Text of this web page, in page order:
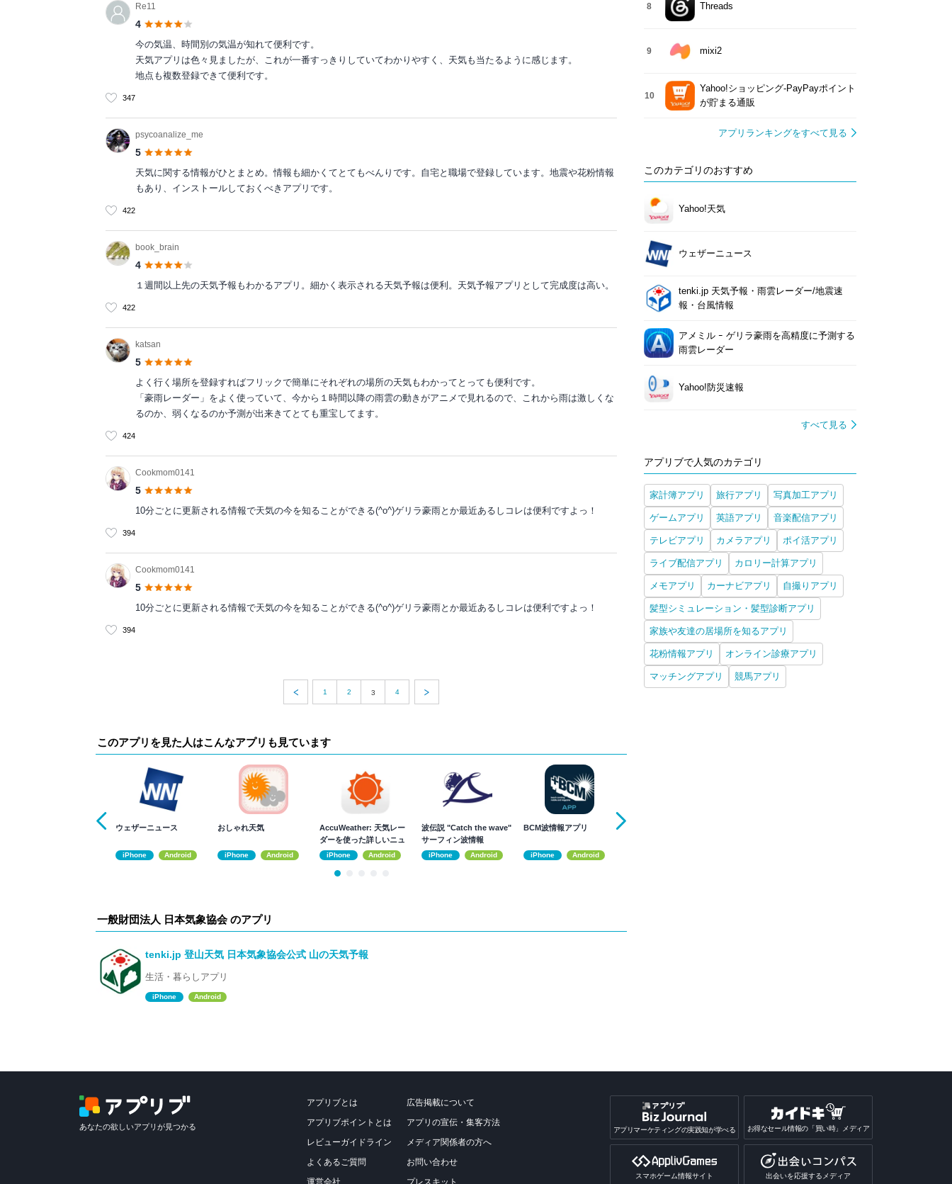
Re11
4
今の気温、時間別の気温が知れて便利です。
天気アプリは色々見ましたが、これが一番すっきりしていてわかりやすく、天気も当たるように感じます。
地点も複数登録できて便利です。
347
psycoanalize_me
5
天気に関する情報がひとまとめ。情報も細かくてとてもべんりです。自宅と職場で登録しています。地震や花粉情報
もあり、インストールしておくべきアプリです。
422
book_brain
4
１週間以上先の天気予報もわかるアプリ。細かく表示される天気予報は便利。天気予報アプリとして完成度は高い。
422
katsan
5
よく行く場所を登録すればフリックで簡単にそれぞれの場所の天気もわかってとっても便利です。
「豪雨レーダー」をよく使っていて、今から１時間以降の雨雲の動きがアニメで見れるので、これから雨は激しくな
るのか、弱くなるのか予測が出来きてとても重宝してます。
424
Cookmom0141
5
10分ごとに更新される情報で天気の今を知ることができる(^o^)ゲリラ豪雨とか最近あるしコレは便利ですよっ！
394
Cookmom0141
5
10分ごとに更新される情報で天気の今を知ることができる(^o^)ゲリラ豪雨とか最近あるしコレは便利ですよっ！
394
1 2 3 4
このアプリを見た人はこんなアプリも見ています
ウェザーニュース
iPhone Android
おしゃれ天気
iPhone Android
AccuWeather: 天気レー
ダーを使った詳しいニュ
ースiPhone Android
波伝説 "Catch the wave"
サーフィン波情報
iPhone Android
BCM波情報アプリ
iPhone Android
一般財団法人 日本気象協会 のアプリ
tenki.jp 登山天気 日本気象協会公式 山の天気予報
生活・暮らしアプリ
iPhone Android
8 Threads
9 mixi2
10
Yahoo!ショッピング-PayPayポイント
が貯まる通販
アプリランキングをすべて見る
このカテゴリのおすすめ
Yahoo!天気
ウェザーニュース
tenki.jp 天気予報・雨雲レーダー/地震速
報・台風情報
アメミル ｰ ゲリラ豪雨を高精度に予測する
雨雲レーダー
Yahoo!防災速報
すべて見る
アプリブで人気のカテゴリ
家計簿アプリ 旅行アプリ 写真加工アプリ
ゲームアプリ 英語アプリ 音楽配信アプリ
テレビアプリ カメラアプリ ポイ活アプリ
ライブ配信アプリ カロリー計算アプリ
メモアプリ カーナビアプリ 自撮りアプリ
髪型シミュレーション・髪型診断アプリ
家族や友達の居場所を知るアプリ
花粉情報アプリ オンライン診療アプリ
マッチングアプリ 競馬アプリ
あなたの欲しいアプリが見つかる
アプリブとは
アプリブポイントとは
レビューガイドライン
よくあるご質問
運営会社
広告掲載について
アプリの宣伝・集客方法
メディア関係者の方へ
お問い合わせ
プレスキット
アプリマーケティングの実践知が学べる お得なセール情報の「買い時」メディア
スマホゲーム情報サイト 出会いを応援するメディア